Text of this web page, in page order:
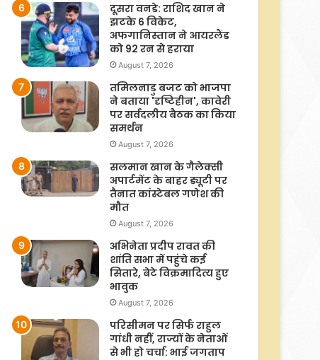
दूसरा वनडे: राशिद खान ने
झटके 6 विकेट,
अफगानिस्तान ने आयरलैंड
को 92 रन से हराया
August 7, 2026
तमिलनाडु बजट को भाजपा
ने बताया 'दृष्टिहीन', कावेरी
पर सर्वदलीय बैठक का किया
समर्थन
August 7, 2026
सलमान खान के गैलेक्सी
अपार्टमेंट के बाहर ड्यूटी पर
तैनात कांस्टेबल गणेश की
मौत
August 7, 2026
अभिनेता प्रदीप रावत की
शांति सभा में पहुंचे कई
सितारे, बेटे विक्रमादित्य हुए
भावुक
August 7, 2026
परिसीमन पर सिर्फ राहुल
गांधी नहीं, राज्यों के नेताओं
से भी हो चर्चा: भाई जगताप